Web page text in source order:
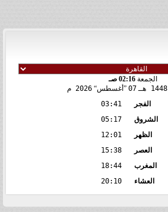
الجمعة 02:16 صـ
1448 هـ 07 أغسطس 2026 م
الفجر
03:41
الشروق
05:17
الظهر
12:01
العصر
15:38
المغرب
18:44
العشاء
20:10